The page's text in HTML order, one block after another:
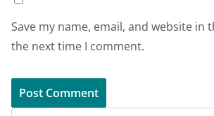
Save my name, email, and website in
the next time I comment.